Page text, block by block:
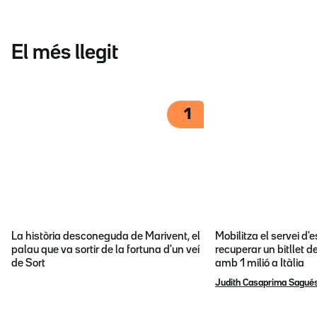
El més llegit
1
La història desconeguda de Marivent, el
palau que va sortir de la fortuna d'un veí
de Sort
Mobilitza el servei
recuperar un bitllet
amb 1 milió a Itàlia
Judith Casaprima